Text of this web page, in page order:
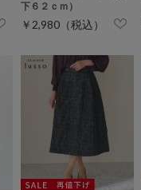
下６２ｃｍ）
￥2,980（税込）